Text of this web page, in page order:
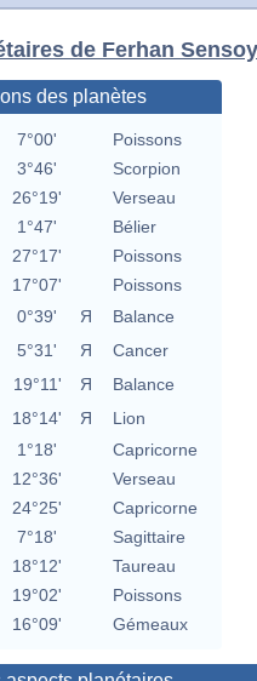
de Ferhan Sensoy
des planètes
7°00'
Poissons
3°46'
Scorpion
26°19'
Verseau
1°47'
Bélier
27°17'
Poissons
17°07'
Poissons
0°39' Я
Balance
5°31' Я
Cancer
19°11' Я
Balance
18°14' Я
Lion
1°18'
Capricorne
12°36'
Verseau
24°25'
Capricorne
7°18'
Sagittaire
18°12'
Taureau
19°02'
Poissons
16°09' Gémeaux